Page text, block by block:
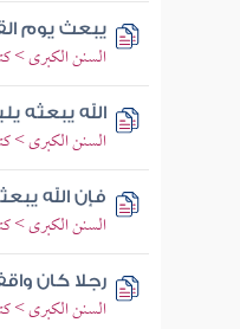
يبعث يوم
السنن الكبرى >
الله يبعثه
السنن الكبرى >
فإن الله
السنن الكبرى >
رجلا كان
السنن الكبرى >